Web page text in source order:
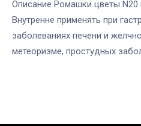
Описание Ромашки цветы N20
Внутренне применять при
заболеваниях печени и
метеоризме, простудных